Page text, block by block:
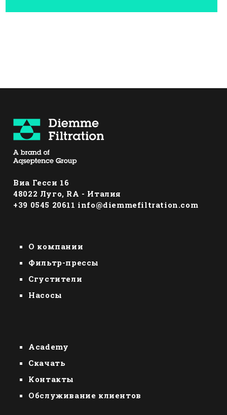
Виа Гесси 16
48022 Луго, RА - Италия
+39 0545 20611 info@diemmefiltration.com
О компании
Фильтр-прессы
Сгустители
Насосы
Academy
Скачать
Контакты
Обслуживание клиентов